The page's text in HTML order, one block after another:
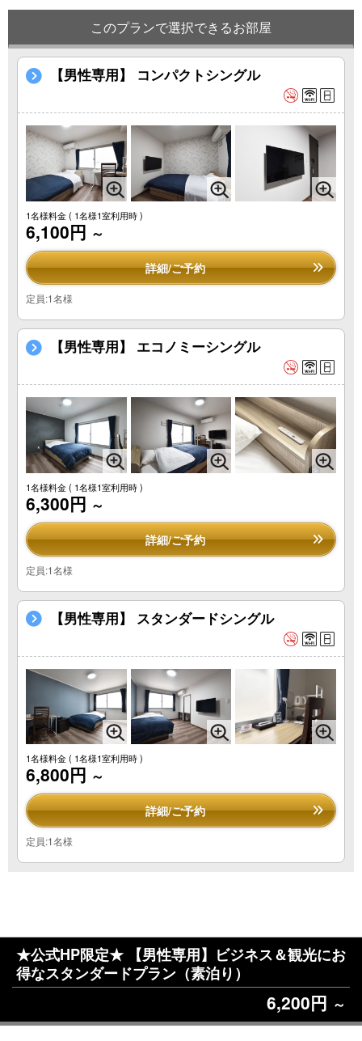
このプランで選択できるお部屋
【男性専用】 コンパクトシングル
1名様料金( 1名様1室利用時 )
6,100円 ～
詳細/ご予約
定員:1名様
【男性専用】 エコノミーシングル
1名様料金( 1名様1室利用時 )
6,300円 ～
詳細/ご予約
定員:1名様
【男性専用】 スタンダードシングル
1名様料金( 1名様1室利用時 )
6,800円 ～
詳細/ご予約
定員:1名様
★公式HP限定★ 【男性専用】ビジネス＆観光にお
得なスタンダードプラン（素泊り）
6,200円 ～